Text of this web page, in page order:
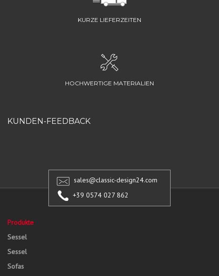
KURZE LIEFERZEITEN
HOCHWERTIGE MATERIALIEN
KUNDEN-FEEDBACK
sales@classic-design24.com
+39 0574 027 862
Produkte
Sessel
Sessel
Sofas